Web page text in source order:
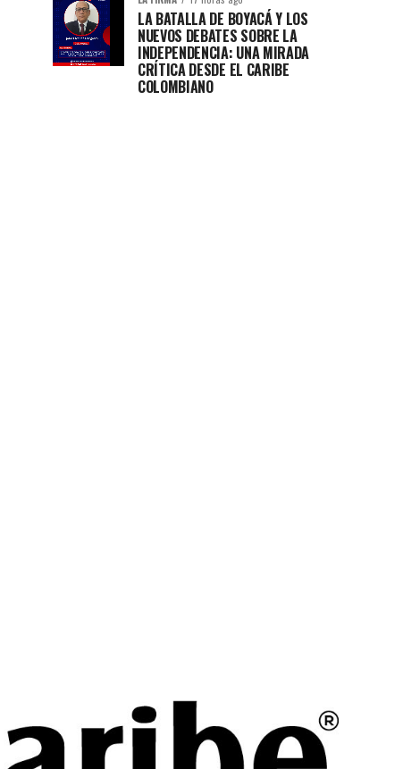
LA BATALLA DE BOYACÁ Y LOS
NUEVOS DEBATES SOBRE LA
INDEPENDENCIA: UNA MIRADA
CRÍTICA DESDE EL CARIBE
COLOMBIANO